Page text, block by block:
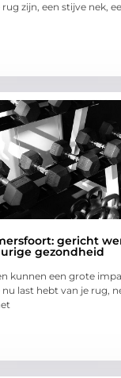
zijn, een stijve nek,
gericht
gezondheid
kunnen een grote
nu last hebt van je rug,